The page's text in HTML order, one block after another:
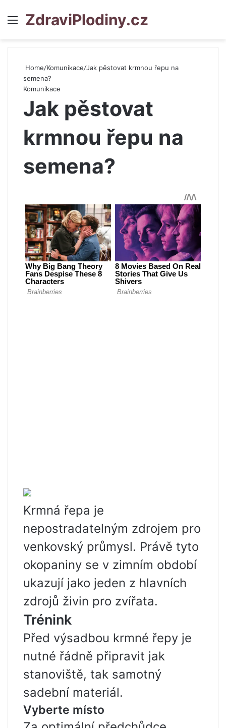
Menu
ZdraviPlodiny.cz
Home/Komunikace/Jak pěstovat krmnou řepu na
semena?
Komunikace
Jak pěstovat
krmnou řepu na
semena?
Krmná řepa je
nepostradatelným zdrojem pro
venkovský průmysl. Právě tyto
okopaniny se v zimním období
ukazují jako jeden z hlavních
zdrojů živin pro zvířata.
Trénink
Před výsadbou krmné řepy je
nutné řádně připravit jak
stanoviště, tak samotný
sadební materiál.
Vyberte místo